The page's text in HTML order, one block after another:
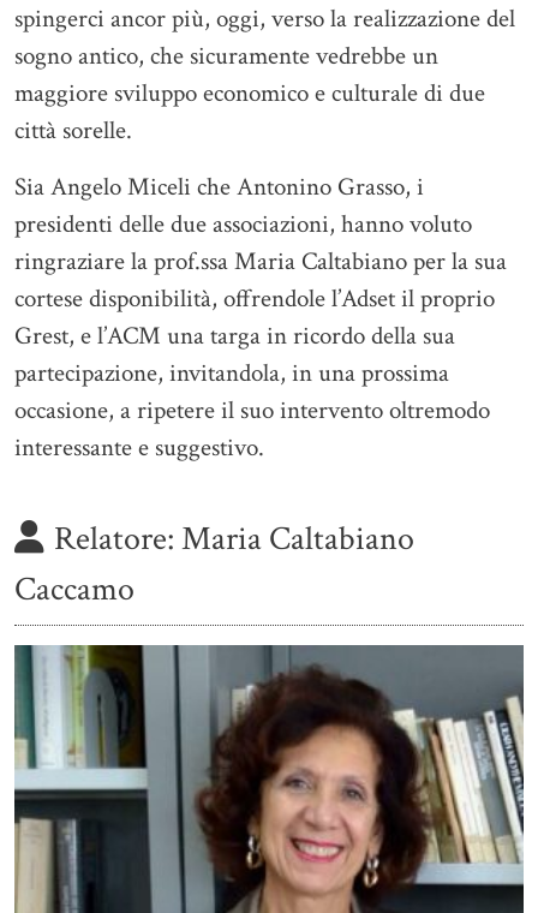
spingerci ancor più, oggi, verso la realizzazione del
sogno antico, che sicuramente vedrebbe un
maggiore sviluppo economico e culturale di due
città sorelle.
Sia Angelo Miceli che Antonino Grasso, i
presidenti delle due associazioni, hanno voluto
ringraziare la prof.ssa Maria Caltabiano per la sua
cortese disponibilità, offrendole l’Adset il proprio
Grest, e l’ACM una targa in ricordo della sua
partecipazione, invitandola, in una prossima
occasione, a ripetere il suo intervento oltremodo
interessante e suggestivo.
Relatore:Maria Caltabiano
Caccamo